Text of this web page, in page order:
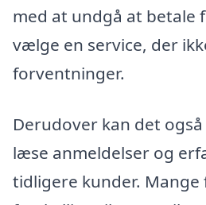
med at undgå at betale
vælge en service, der
forventninger.
Derudover kan det
læse anmeldelser og
tidligere kunder.